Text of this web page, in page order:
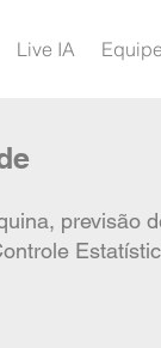
Live IA Equipe
previsão